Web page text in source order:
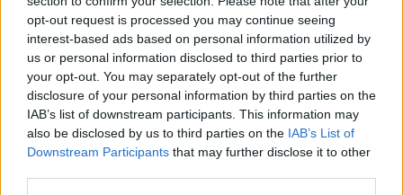
opt-out request is processed you may continue seeing
interest-based ads based on personal information utilized by
us or personal information disclosed to third parties prior to
your opt-out. You may separately opt-out of the further
disclosure of your personal information by third parties on the
IAB’s list of downstream participants. This information may
also be disclosed by us to third parties on the IAB’s List of
Downstream Participants that may further disclose it to other